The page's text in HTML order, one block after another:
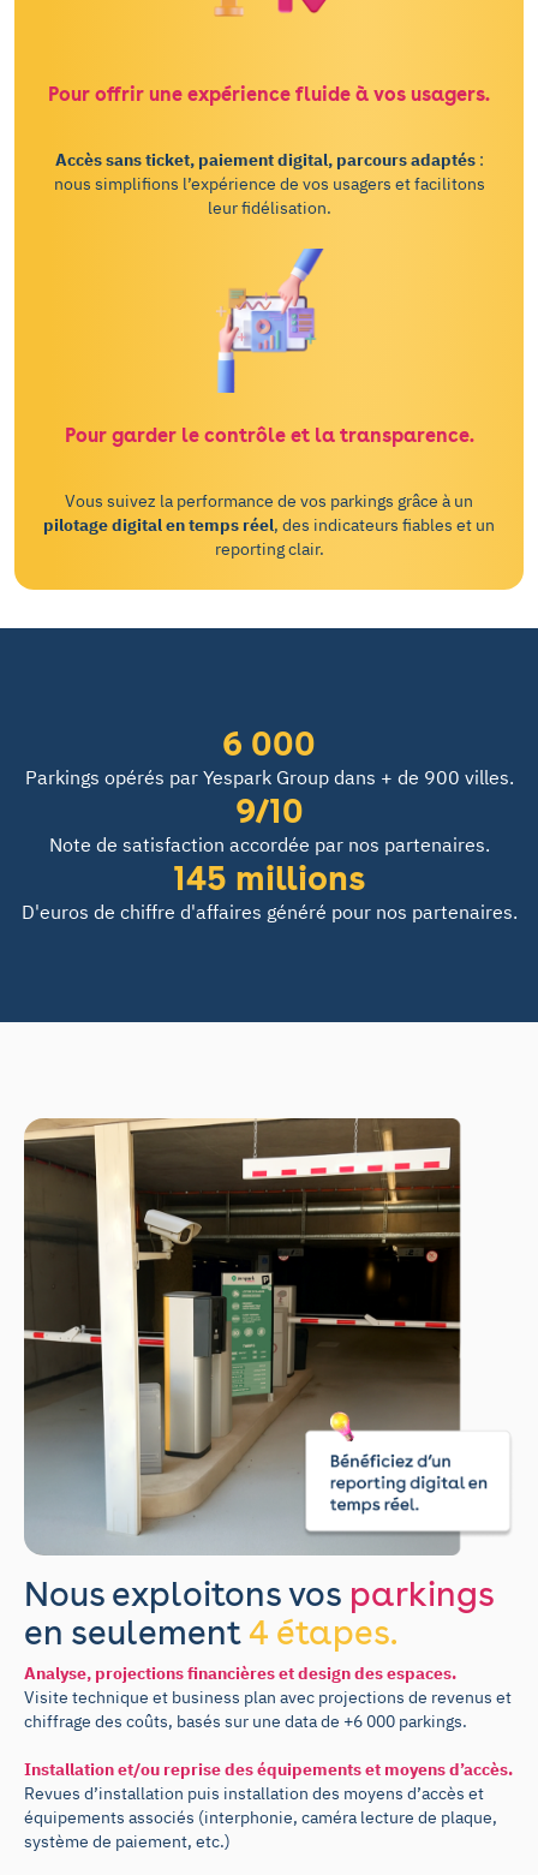
Pour offrir une expérience fluide à vos usagers.
Accès sans ticket, paiement digital, parcours adaptés:
nous simplifions l’expérience de vos usagers et facilitons
leur fidélisation.
Pour garder le contrôle et la transparence.
Vous suivez la performance de vos parkings grâce à un
pilotage digital en temps réel, des indicateurs fiables et un
reporting clair.
6 000
Parkings opérés par Yespark Group dans + de 900 villes.
9/10
Note de satisfaction accordée par nos partenaires.
145 millions
D'euros de chiffre d'affaires généré pour nos partenaires.
Nous exploitons vos parkings
en seulement 4 étapes.
Analyse, projections financières et design des espaces.
Visite technique et business plan avec projections de revenus et
chiffrage des coûts, basés sur une data de +6 000 parkings.
Installation et/ou reprise des équipements et moyens d’accès.
Revues d’installation puis installation des moyens d’accès et
équipements associés (interphonie, caméra lecture de plaque,
système de paiement, etc.)